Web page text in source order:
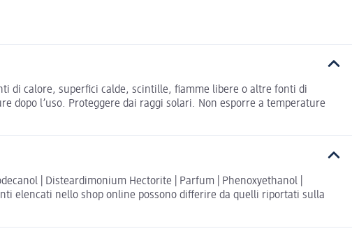
di calore, superfici calde, scintille, fiamme libere o altre fonti di
dopo l’uso. Proteggere dai raggi solari. Non esporre a temperature
| Disteardimonium Hectorite | Parfum | Phenoxyethanol |
elencati nello shop online possono differire da quelli riportati sulla